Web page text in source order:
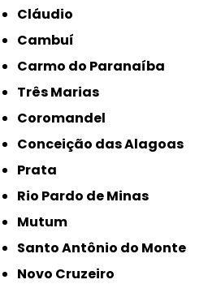
Cláudio
Cambuí
Carmo do Paranaíba
Três Marias
Coromandel
Conceição das Alagoas
Prata
Rio Pardo de Minas
Mutum
Santo Antônio do Monte
Novo Cruzeiro